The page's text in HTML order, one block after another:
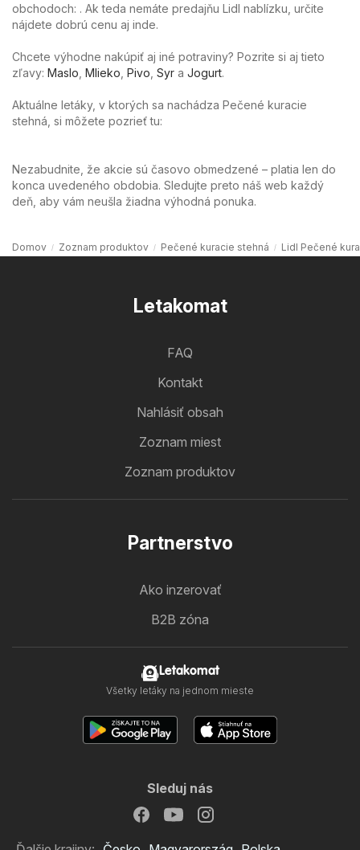
obchodoch: . Ak teda nemáte predajňu Lidl nablízku, určite
nájdete dobrú cenu aj inde.
Chcete výhodne nakúpiť aj iné potraviny? Pozrite si aj tieto
zľavy: Maslo Mlieko Pivo Syr a Jogurt.
Aktuálne letáky, v ktorých sa nachádza Pečené kuracie
stehná, si môžete pozrieť tu:
Nezabudnite, že akcie sú časovo obmedzené – platia len do
konca uvedeného obdobia. Sledujte preto náš web každý
deň, aby vám neušla žiadna výhodná ponuka.
Domov Zoznam produktov Pečené kuracie stehná Lidl Pečené
Letakomat
FAQ
Kontakt
Nahlásiť obsah
Zoznam miest
Zoznam produktov
Partnerstvo
Ako inzerovať
B2B zóna
Letakomat
Všetky letáky na jednom mieste
Sleduj nás